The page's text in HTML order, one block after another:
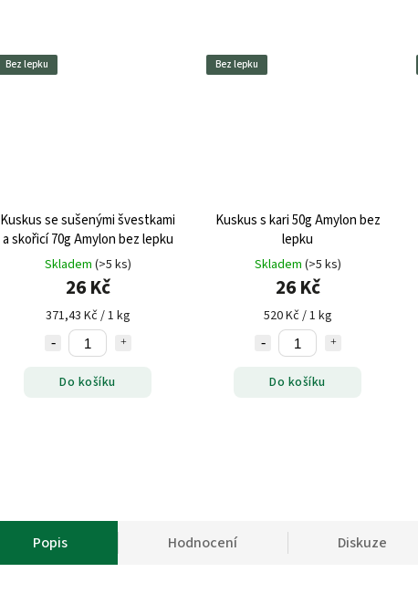
Bez lepku
Kuskus se sušenými švestkami
a skořicí 70g Amylon bez lepku
Skladem (>5 ks)
26 Kč
371,43 Kč / 1 kg
Do košíku
Bez lepku
Kuskus s kari 50g Amylon bez
lepku
Skladem (>5 ks)
26 Kč
520 Kč / 1 kg
Do košíku
Popis Hodnocení Diskuze